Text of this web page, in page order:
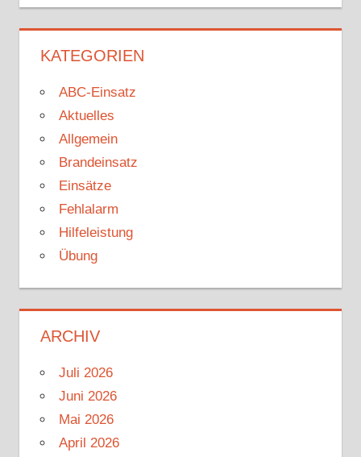
KATEGORIEN
ABC-Einsatz
Aktuelles
Allgemein
Brandeinsatz
Einsätze
Fehlalarm
Hilfeleistung
Übung
ARCHIV
Juli 2026
Juni 2026
Mai 2026
April 2026